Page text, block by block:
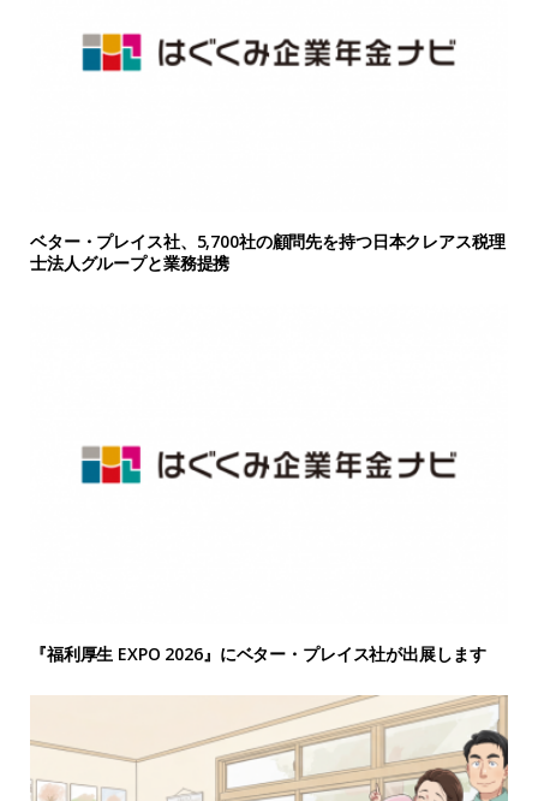
ベター・プレイス社、5,700社の顧問先を持つ日本クレアス税理
士法人グループと業務提携
『福利厚生 EXPO 2026』にベター・プレイス社が出展します